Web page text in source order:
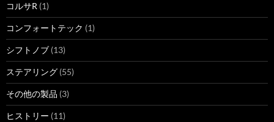
コルサR (1)
コンフォートテック (1)
シフトノブ (13)
ステアリング (55)
その他の製品 (3)
ヒストリー (11)